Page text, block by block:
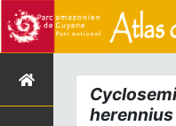
herennius